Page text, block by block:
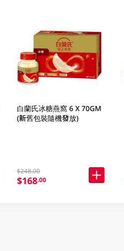
白蘭氏冰糖燕窩 6 X 70GM
(新舊包裝隨機發放)
$248.00
$168.00